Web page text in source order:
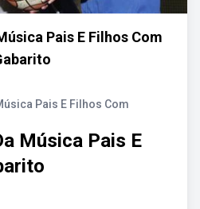
Pais E Filhos Com
Pais E Filhos Com
Música Pais E